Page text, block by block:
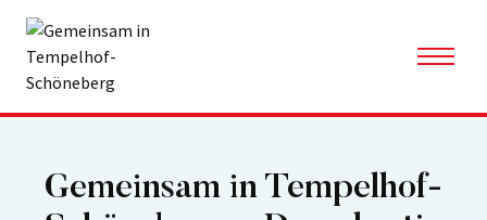
Skip
content
Menu
Aktuelles
Gemeinsam in Tempelhof-